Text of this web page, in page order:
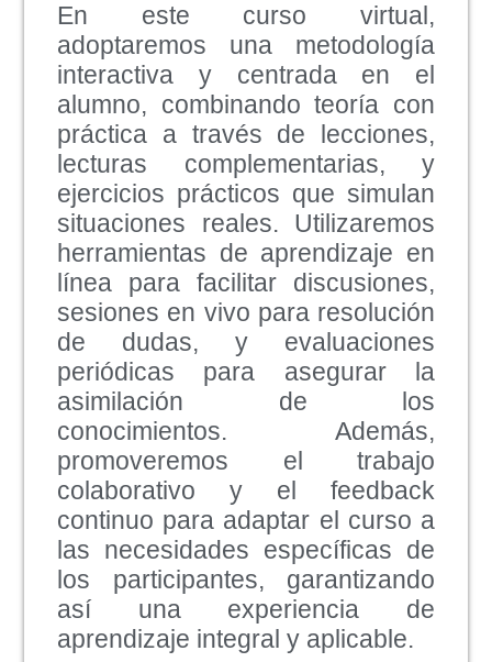
En este curso virtual,
adoptaremos una metodología
interactiva y centrada en el
alumno, combinando teoría con
práctica a través de lecciones,
lecturas complementarias, y
ejercicios prácticos que simulan
situaciones reales. Utilizaremos
herramientas de aprendizaje en
línea para facilitar discusiones,
sesiones en vivo para resolución
de dudas, y evaluaciones
periódicas para asegurar la
asimilación de los
conocimientos. Además,
promoveremos el trabajo
colaborativo y el feedback
continuo para adaptar el curso a
las necesidades específicas de
los participantes, garantizando
así una experiencia de
aprendizaje integral y aplicable.